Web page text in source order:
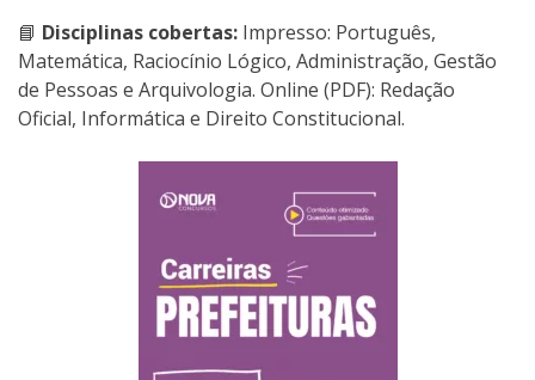
📘 Disciplinas cobertas: Impresso: Português,
Matemática, Raciocínio Lógico, Administração, Gestão
de Pessoas e Arquivologia. Online (PDF): Redação
Oficial, Informática e Direito Constitucional.